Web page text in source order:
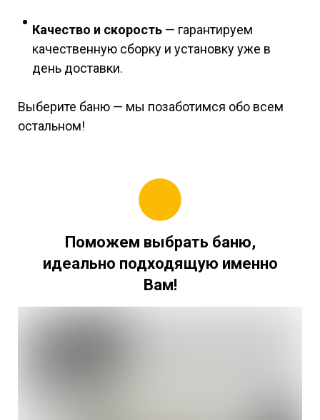
Качество и скорость — гарантируем
качественную сборку и установку уже в
день доставки.
Выберите баню — мы позаботимся обо всем
остальном!
Поможем выбрать баню,
идеально подходящую именно
Вам!